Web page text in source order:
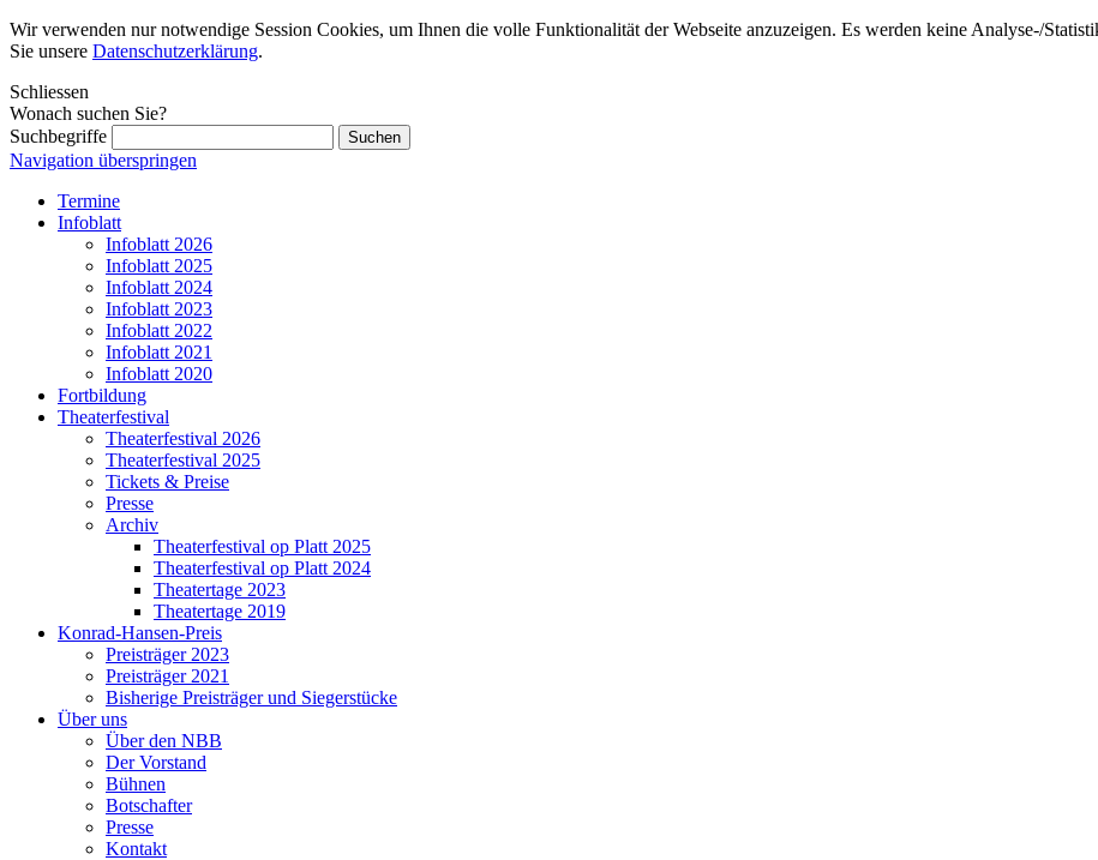
Wir verwenden nur notwendige Session Cookies, um Ihnen die volle Funktionalität der Webseite anzuzeigen. Es werden keine Analyse-/
Sie unsere Datenschutzerklärung.
Schliessen
Wonach suchen Sie?
Suchbegriffe
Navigation überspringen
Termine
Infoblatt
Infoblatt 2026
Infoblatt 2025
Infoblatt 2024
Infoblatt 2023
Infoblatt 2022
Infoblatt 2021
Infoblatt 2020
Fortbildung
Theaterfestival
Theaterfestival 2026
Theaterfestival 2025
Tickets & Preise
Presse
Archiv
Theaterfestival op Platt 2025
Theaterfestival op Platt 2024
Theatertage 2023
Theatertage 2019
Konrad-Hansen-Preis
Preisträger 2023
Preisträger 2021
Bisherige Preisträger und Siegerstücke
Über uns
Über den NBB
Der Vorstand
Bühnen
Botschafter
Presse
Kontakt